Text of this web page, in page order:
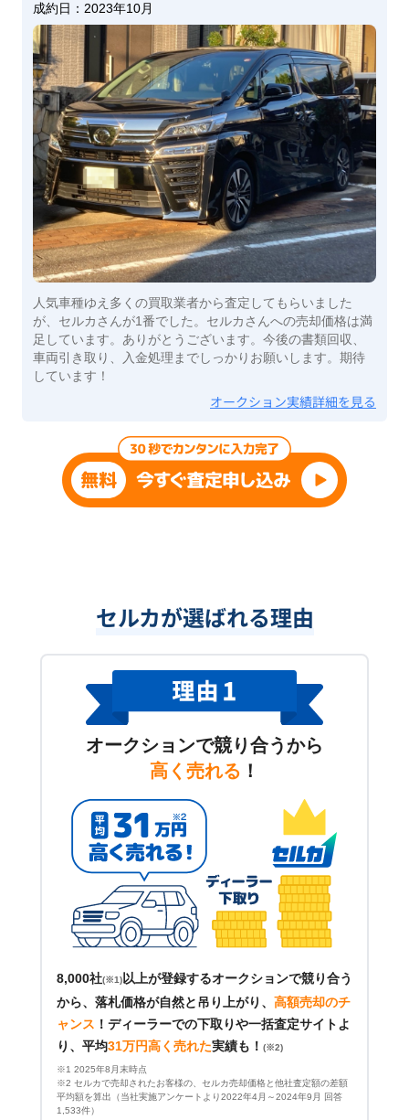
成約日： 2023年10月
人気車種ゆえ多くの買取業者から査定してもらいました
が、セルカさんが1番でした。セルカさんへの売却価格は満
足しています。ありがとうございます。今後の書類回収、
車両引き取り、入金処理までしっかりお願いします。期待
しています！
オークション実績詳細を見る
セルカが選ばれる理由
オークションで競り合うから
高く売れる ！
8,000社(※1) 以上が登録するオークションで競り合う
から、落札価格が自然と吊り上がり、 高額売却のチ
ャンス ！ ディーラーでの下取りや一括査定サイトよ
り、平均31万円高く売れた実績も！ (※2)
※1 2025年8月末時点
※2 セルカで売却されたお客様の、セルカ売却価格と他社査定額の差額
平均額を算出（当社実施アンケートより2022年4月～2024年9月 回答
1,533件）